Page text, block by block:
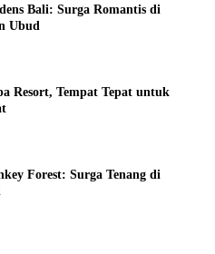
Bali: Surga Romantis di
Ubud
Resort, Tempat Tepat untuk
Forest: Surga Tenang di